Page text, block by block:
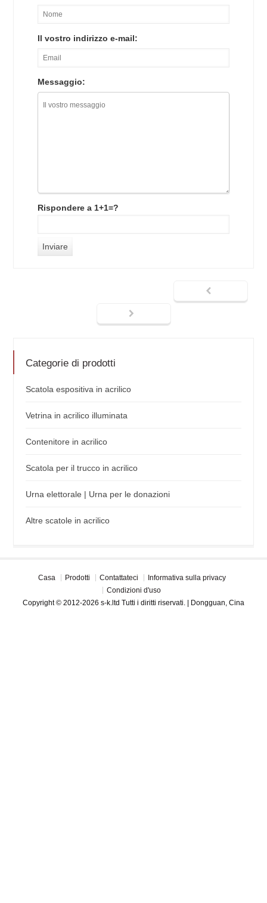
Il vostro indirizzo e-mail:
Messaggio:
Rispondere a 1+1=?
Categorie di prodotti
Scatola espositiva in acrilico
Vetrina in acrilico illuminata
Contenitore in acrilico
Scatola per il trucco in acrilico
Urna elettorale | Urna per le donazioni
Altre scatole in acrilico
Casa Prodotti Contattateci
Informativa sulla privacy
Condizioni d'uso
Copyright © 2012-2026 s-k.ltd Tutti i diritti riservati. | Dongguan, Cina